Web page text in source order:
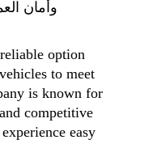
وأمان
option
to meet
is known for
competitive
easy